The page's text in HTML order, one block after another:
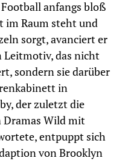
anfangs bloß
im Raum steht und
sorgt, avanciert er
Leitmotiv, das nicht
sondern sie darüber
in
der zuletzt die
Dramas Wild mit
entpuppt sich
von Brooklyn